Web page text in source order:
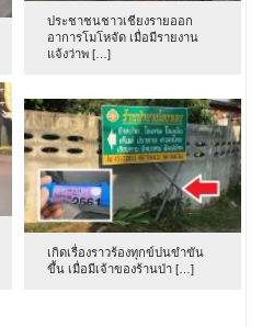
ประชาชนชาวเชียงรายออก
อาการโมโหจัด เมื่อมีรายงาน
แจ้งว่าพ […]
เกิดเรื่องราวร้องทุกข์ปนขำขัน
ขึ้น เมื่อมีเจ้าของร้านป่า […]